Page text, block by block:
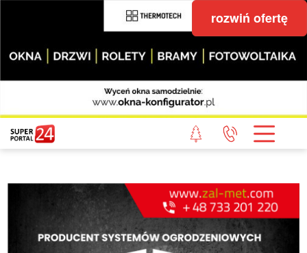
rozwiń ofertę
STRONA GŁÓWNA
POWIAT GRYFICKI
WIADOMOŚCI Z LASU
STUDIO SUPERPORTALU
KONTAKT